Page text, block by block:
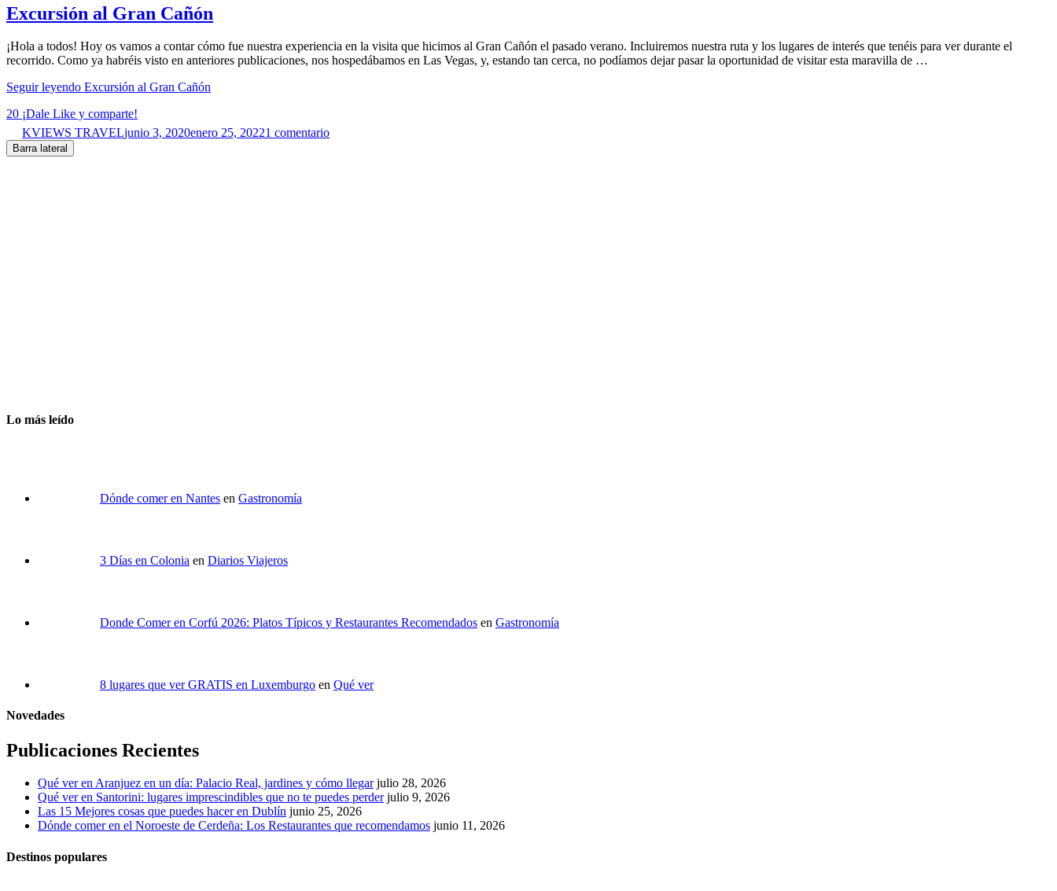
Excursión al Gran Cañón
¡Hola a todos! Hoy os vamos a contar cómo fue nuestra experiencia en la visita que hicimos al Gran Cañón el pasado verano. Incluiremos nuestra ruta y los lugares de interés que tenéis para ver durante el
recorrido. Como ya habréis visto en anteriores publicaciones, nos hospedábamos en Las Vegas, y, estando tan cerca, no podíamos dejar pasar la oportunidad de visitar esta maravilla de …
Seguir leyendo Excursión al Gran Cañón
20 ¡Dale Like y comparte!
KVIEWS TRAVELjunio 3, 2020enero 25, 20221 comentario
Barra lateral
Lo más leído
Dónde comer en Nantes en Gastronomía
3 Días en Colonia en Diarios Viajeros
Donde Comer en Corfú 2026: Platos Típicos y Restaurantes Recomendados en Gastronomía
8 lugares que ver GRATIS en Luxemburgo en Qué ver
Novedades
Publicaciones Recientes
Qué ver en Aranjuez en un día: Palacio Real, jardines y cómo llegar julio 28, 2026
Qué ver en Santorini: lugares imprescindibles que no te puedes perder julio 9, 2026
Las 15 Mejores cosas que puedes hacer en Dublín junio 25, 2026
Dónde comer en el Noroeste de Cerdeña: Los Restaurantes que recomendamos junio 11, 2026
Destinos populares